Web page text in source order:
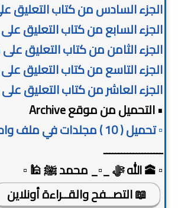
الجزء السادس من كتاب
الجزء السابع من كتاب التعليق
الجزء الثامن من كتاب التعليق
الجزء التاسع من كتاب التعليق
الجزء العاشر من كتاب التعليق
• التحميل من موقع Archive
▫️ تحميل ( 10 ) مجلدات في ملف واحد مضغوط ▫️
ــــــــــــــــــــ
▫️ 🕋 الله ﷻ _▫️_ محمد ﷺ 🕌 ▫️
📖 التصــفح والقــراءة أونلاين